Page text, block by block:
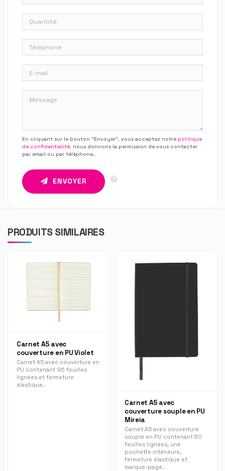
En cliquant sur le bouton “Envoyer”, vous acceptez notre politique
de confidentialité, nous donnons la permission de vous contacter
par email ou par téléphone..
ENVOYER
PRODUITS SIMILAIRES
Carnet A5 avec
couverture en PU Violet
Carnet A5 avec couverture en
PU contenant 96 feuilles
lignées et fermeture
élastique.
Carnet A5 avec
couverture souple en PU
Mireia
Carnet A5 avec couverture
souple en PU contenant 80
feuilles lignées, une
pochette intérieure,
fermeture élastique et
marque-page.